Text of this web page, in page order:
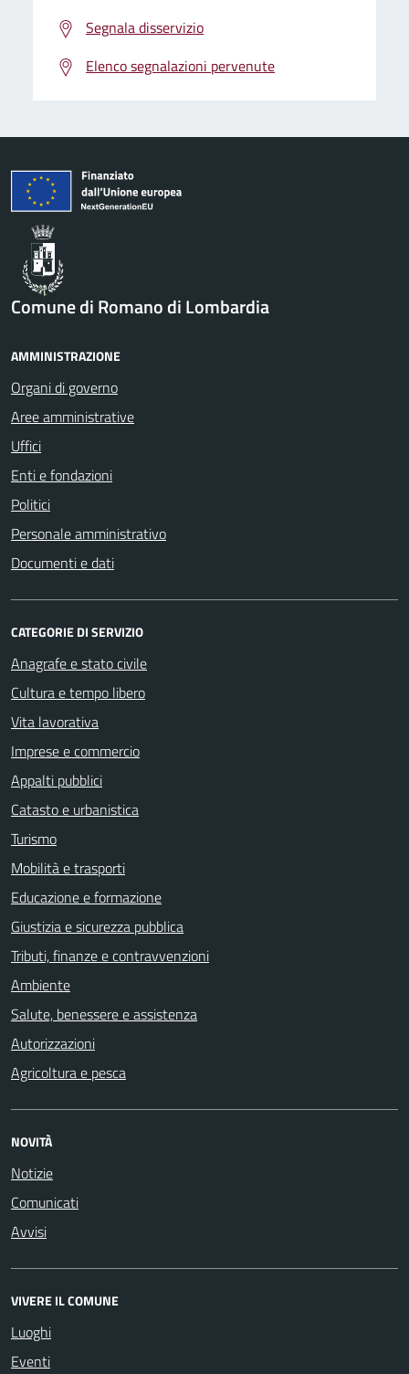
Segnala disservizio
Elenco segnalazioni pervenute
Comune di Romano di Lombardia
AMMINISTRAZIONE
Organi di governo
Aree amministrative
Uffici
Enti e fondazioni
Politici
Personale amministrativo
Documenti e dati
CATEGORIE DI SERVIZIO
Anagrafe e stato civile
Cultura e tempo libero
Vita lavorativa
Imprese e commercio
Appalti pubblici
Catasto e urbanistica
Turismo
Mobilità e trasporti
Educazione e formazione
Giustizia e sicurezza pubblica
Tributi, finanze e contravvenzioni
Ambiente
Salute, benessere e assistenza
Autorizzazioni
Agricoltura e pesca
NOVITÀ
Notizie
Comunicati
Avvisi
VIVERE IL COMUNE
Luoghi
Eventi